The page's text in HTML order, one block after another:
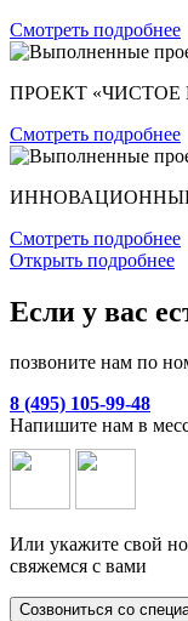
Смотреть подробнее
ПРОЕКТ
Смотреть подробнее
Смотреть подробнее
Открыть подробнее
Если у вас
позвоните нам по
8 (495) 105-99-48
Напишите нам в
Или укажите свой
свяжемся с вами
Созвониться со